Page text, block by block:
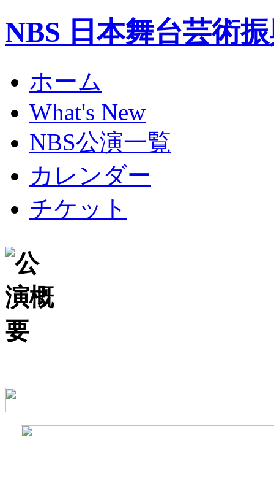
NBS 日本舞台芸術
ホーム
What's New
NBS公演一覧
カレンダー
チケット